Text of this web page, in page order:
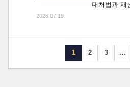
대처법과 재
2026.07.19
1 2 3 …